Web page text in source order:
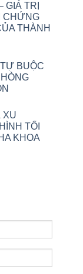
GIÁ TRỊ
CHỨNG
THÀNH
BUỘC
XU
TỐI
KHOA